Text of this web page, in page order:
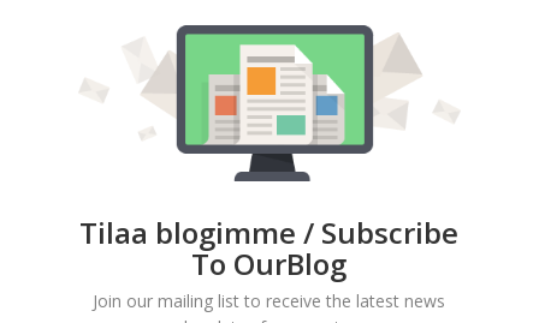
Tilaa blogimme / Subscribe
To OurBlog
Join our mailing list to receive the latest news